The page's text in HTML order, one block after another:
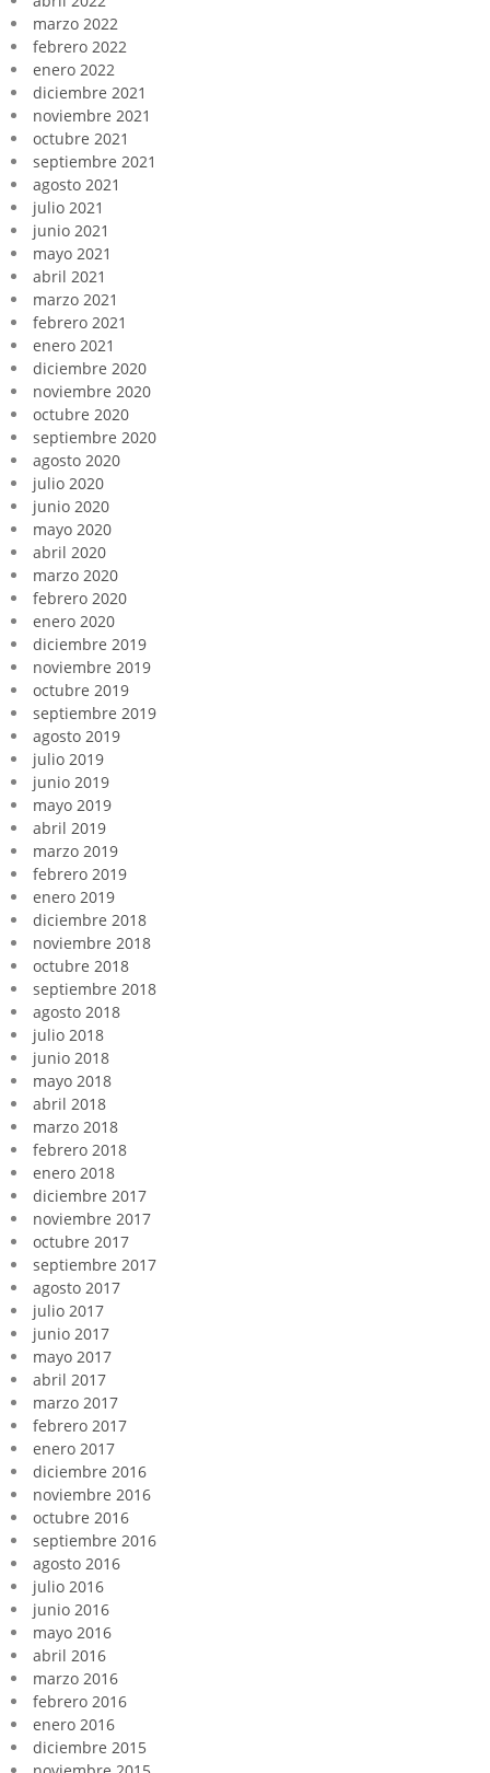
marzo 2022
febrero 2022
enero 2022
diciembre 2021
noviembre 2021
octubre 2021
septiembre 2021
agosto 2021
julio 2021
junio 2021
mayo 2021
abril 2021
marzo 2021
febrero 2021
enero 2021
diciembre 2020
noviembre 2020
octubre 2020
septiembre 2020
agosto 2020
julio 2020
junio 2020
mayo 2020
abril 2020
marzo 2020
febrero 2020
enero 2020
diciembre 2019
noviembre 2019
octubre 2019
septiembre 2019
agosto 2019
julio 2019
junio 2019
mayo 2019
abril 2019
marzo 2019
febrero 2019
enero 2019
diciembre 2018
noviembre 2018
octubre 2018
septiembre 2018
agosto 2018
julio 2018
junio 2018
mayo 2018
abril 2018
marzo 2018
febrero 2018
enero 2018
diciembre 2017
noviembre 2017
octubre 2017
septiembre 2017
agosto 2017
julio 2017
junio 2017
mayo 2017
abril 2017
marzo 2017
febrero 2017
enero 2017
diciembre 2016
noviembre 2016
octubre 2016
septiembre 2016
agosto 2016
julio 2016
junio 2016
mayo 2016
abril 2016
marzo 2016
febrero 2016
enero 2016
diciembre 2015